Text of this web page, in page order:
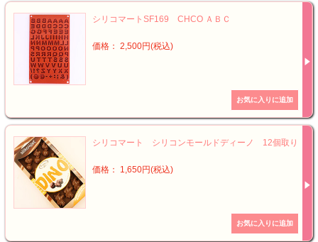
シリコマートSF169 CHCO ＡＢＣ
価格： 2,500円(税込)
シリコマート シリコンモールドディーノ 12個取り
価格： 1,650円(税込)